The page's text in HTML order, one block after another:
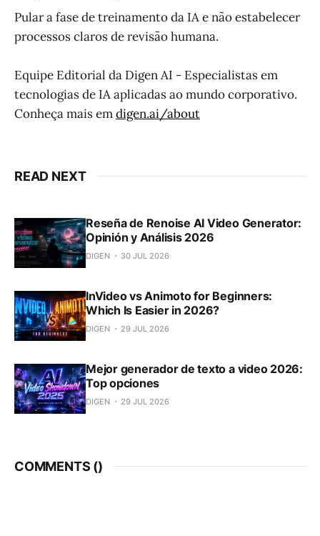
Pular a fase de treinamento da IA e não estabelecer
processos claros de revisão humana.
Equipe Editorial da Digen AI - Especialistas em
tecnologias de IA aplicadas ao mundo corporativo.
Conheça mais emdigen.ai/about
READ NEXT
Reseña de Renoise AI Video Generator:
Opinión y Análisis 2026
DIGEN 30 JUL 2026
InVideo vs Animoto for Beginners:
Which Is Easier in 2026?
DIGEN 29 JUL 2026
Mejor generador de texto a video 2026:
Top opciones
DIGEN 29 JUL 2026
COMMENTS ()